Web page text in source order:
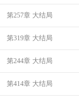
第257章 大结局
第319章 大结局
第244章 大结局
第414章 大结局